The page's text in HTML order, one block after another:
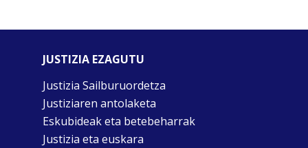
JUSTIZIA EZAGUTU
Justizia Sailburuordetza
Justiziaren antolaketa
Eskubideak eta betebeharrak
Justizia eta euskara